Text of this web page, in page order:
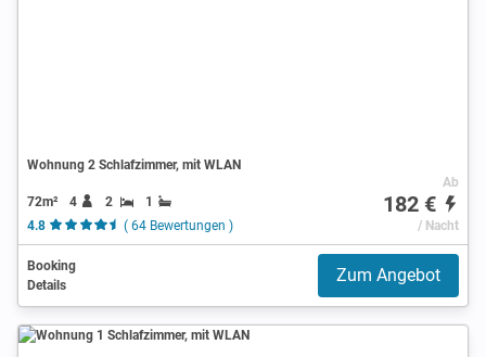
Wohnung 2 Schlafzimmer, mit WLAN
72m² 4 2
1
4.8
( 64 Bewertungen )
Ab
182 €
/ Nacht
Booking
Details
Zum Angebot